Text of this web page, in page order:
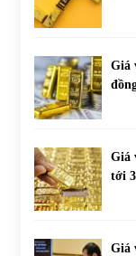
Giá
Giá
tới
Giá